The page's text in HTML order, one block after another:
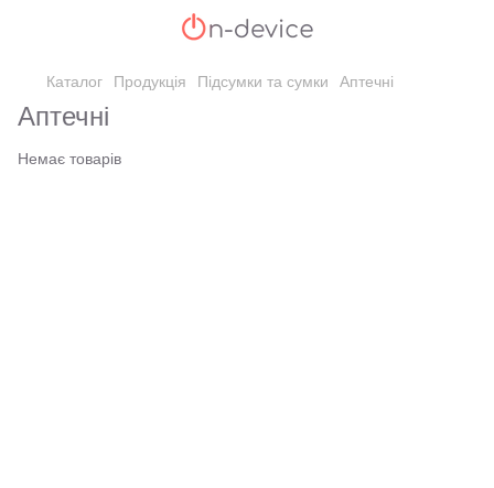
Каталог Продукція Підсумки та сумки Аптечні
Аптечні
Немає товарів